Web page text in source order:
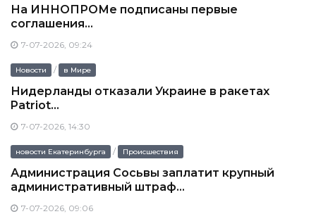
На ИННОПРОМе подписаны первые
соглашения...
7-07-2026, 09:24
Новости / в Мире
Нидерланды отказали Украине в ракетах
Patriot...
7-07-2026, 14:30
новости Екатеринбурга / Происшествия
Администрация Сосьвы заплатит крупный
административный штраф...
7-07-2026, 09:06